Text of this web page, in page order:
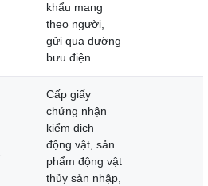
khẩu mang
theo người,
gửi qua đường
bưu điện
Cấp giấy
chứng nhận
kiểm dịch
động vật, sản
phẩm động vật
thủy sản nhập,